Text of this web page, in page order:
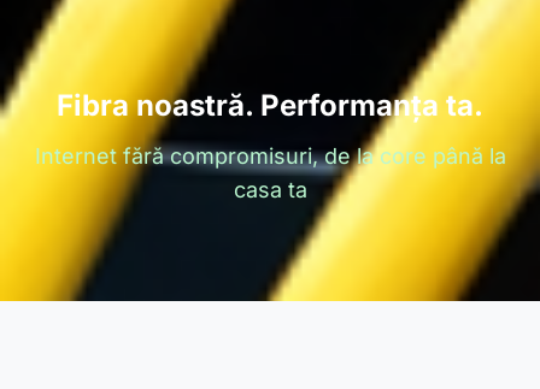
Fibra noastră. Performanța ta.
Internet fără compromisuri, de la core până la
casa ta